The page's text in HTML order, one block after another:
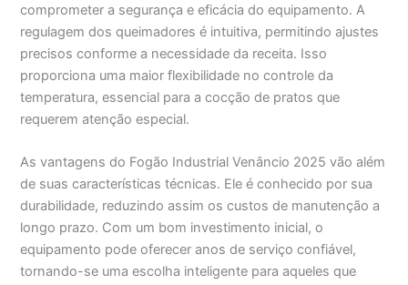
comprometer a segurança e eficácia do equipamento. A
regulagem dos queimadores é intuitiva, permitindo ajustes
precisos conforme a necessidade da receita. Isso
proporciona uma maior flexibilidade no controle da
temperatura, essencial para a cocção de pratos que
requerem atenção especial.
As vantagens do Fogão Industrial Venâncio 2025 vão além
de suas características técnicas. Ele é conhecido por sua
durabilidade, reduzindo assim os custos de manutenção a
longo prazo. Com um bom investimento inicial, o
equipamento pode oferecer anos de serviço confiável,
tornando-se uma escolha inteligente para aqueles que